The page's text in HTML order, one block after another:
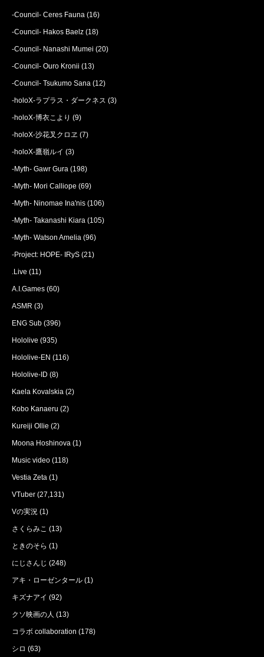
-Council- Ceres Fauna (16)
-Council- Hakos Baelz (18)
-Council- Nanashi Mumei (20)
-Council- Ouro Kronii (13)
-Council- Tsukumo Sana (12)
-holoX-ラプラス・ダークネス (3)
-holoX-博衣こより (9)
-holoX-沙花叉クロヱ (7)
-holoX-鷹嶺ルイ (3)
-Myth- Gawr Gura (198)
-Myth- Mori Calliope (69)
-Myth- Ninomae Ina'nis (106)
-Myth- Takanashi Kiara (105)
-Myth- Watson Amelia (96)
-Project: HOPE- IRyS (21)
.Live (11)
A.I.Games (60)
ASMR (3)
ENG Sub (396)
Hololive (935)
Hololive-EN (116)
Hololive-ID (8)
Kaela Kovalskia (2)
Kobo Kanaeru (2)
Kureiji Ollie (2)
Moona Hoshinova (1)
Music video (118)
Vestia Zeta (1)
VTuber (27,131)
Vの実況 (1)
さくらみこ (13)
ときのそら (1)
にじさんじ (248)
アキ・ローゼンタール (1)
キズナアイ (92)
クソ映画の人 (13)
コラボ collaboration (178)
シロ (63)